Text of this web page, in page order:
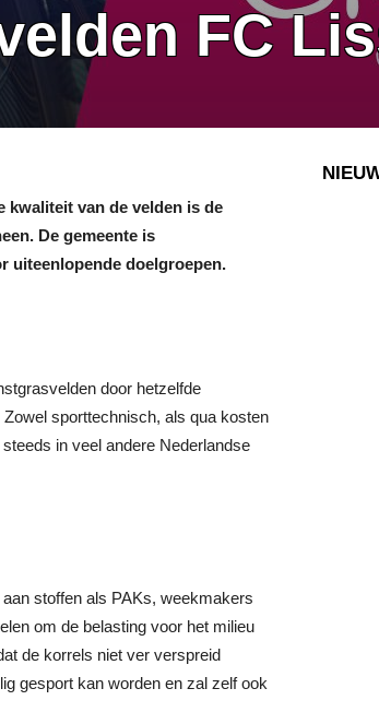
FC
kwaliteit van de velden is de
De gemeente is
uiteenlopende doelgroepen.
door hetzelfde
sporttechnisch, als qua kosten
in veel andere Nederlandse
stoffen als PAKs, weekmakers
om de belasting voor het milieu
de korrels niet ver verspreid
gesport kan worden en zal zelf ook